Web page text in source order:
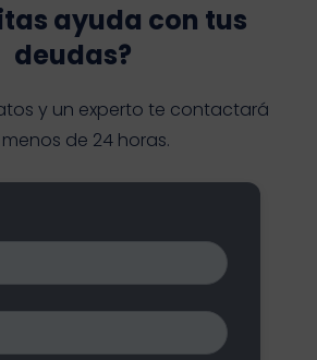
ayuda con tus
deudas?
y un experto te contactará
de 24 horas.